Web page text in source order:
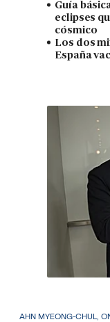
Guía
eclipses
cósmico
Los dos
España
AHN MYEONG-CHUL,